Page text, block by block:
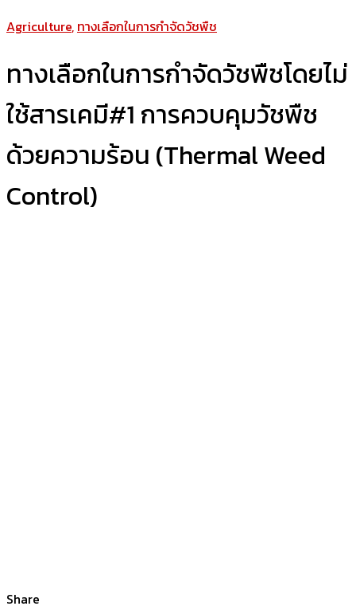
Agriculture, ทางเลือกในการกำจัดวัชพืช
ทางเลือกในการกำจัดวัชพืชโดยไม่
ใช้สารเคมี#1 การควบคุมวัชพืช
ด้วยความร้อน (Thermal Weed
Control)
Share